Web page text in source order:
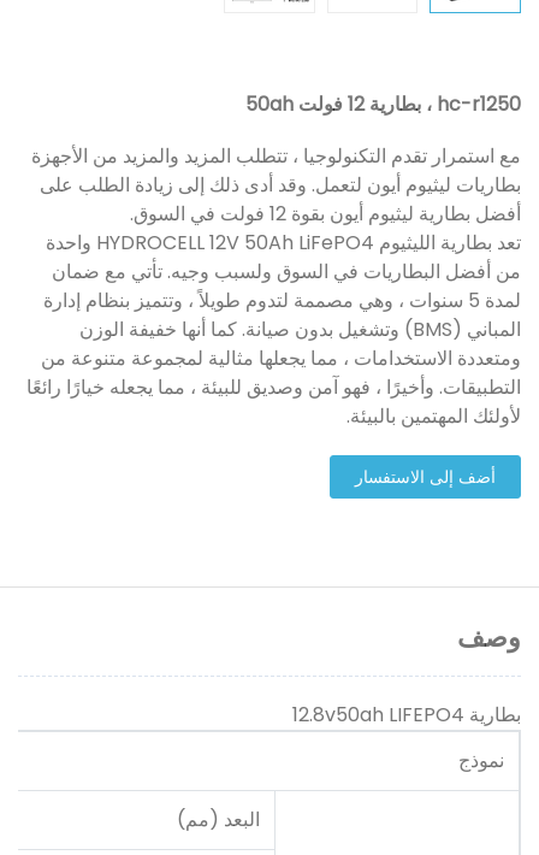
hc-r1250 ، بطارية 12 فولت 50ah
مع استمرار تقدم التكنولوجيا ، تتطلب المزيد والمزيد من الأجهزة
بطاريات ليثيوم أيون لتعمل. وقد أدى ذلك إلى زيادة الطلب على
أفضل بطارية ليثيوم أيون بقوة 12 فولت في السوق.
تعد بطارية الليثيوم HYDROCELL 12V 50Ah LiFePO4 واحدة
من أفضل البطاريات في السوق ولسبب وجيه. تأتي مع ضمان
لمدة 5 سنوات ، وهي مصممة لتدوم طويلاً ، وتتميز بنظام إدارة
المباني (BMS) وتشغيل بدون صيانة. كما أنها خفيفة الوزن
ومتعددة الاستخدامات ، مما يجعلها مثالية لمجموعة متنوعة من
التطبيقات. وأخيرًا ، فهو آمن وصديق للبيئة ، مما يجعله خيارًا رائعًا
لأولئك المهتمين بالبيئة.
أضف إلى الاستفسار
وصف
بطارية 12.8v50ah LIFEPO4
نموذج
البعد (مم)